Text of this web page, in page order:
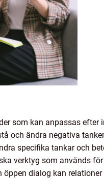
som kan anpassas efter
och ändra negativa
specifika tankar och
verktyg som används
dialog kan